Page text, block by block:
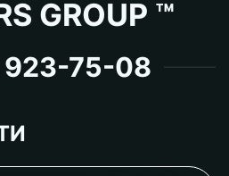
GROUP ™
923-75-08